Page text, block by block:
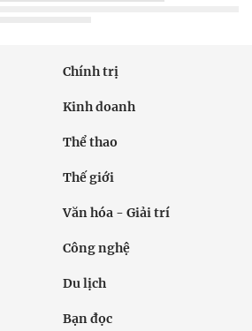
Chính trị
Kinh doanh
Thể thao
Thế giới
Văn hóa - Giải trí
Công nghệ
Du lịch
Bạn đọc